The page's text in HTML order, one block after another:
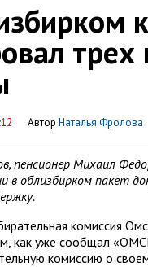
Автор Наталья Фролова
пенсионер Михаил
в облизбирком пакет
комиссия
как уже сообщал
комиссию о